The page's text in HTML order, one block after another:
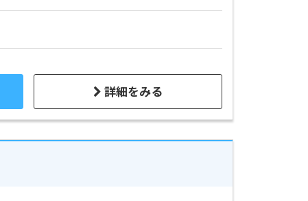
詳細をみる